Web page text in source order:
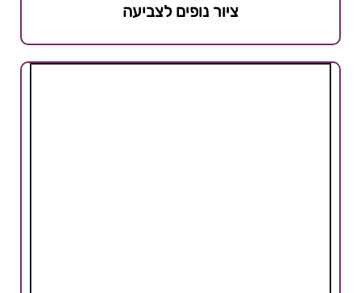
ציור נופים לצביעה